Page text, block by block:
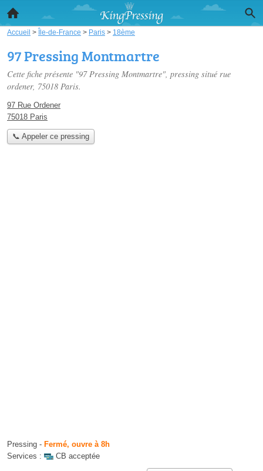
Accueil > Île-de-France > Paris > 18ème
97 Pressing Montmartre
Cette fiche présente "97 Pressing Montmartre", pressing situé rue
ordener, 75018 Paris.
97 Rue Ordener
75018 Paris
📞 Appeler ce pressing
Pressing - Fermé, ouvre à 8h
Services :
CB acceptée